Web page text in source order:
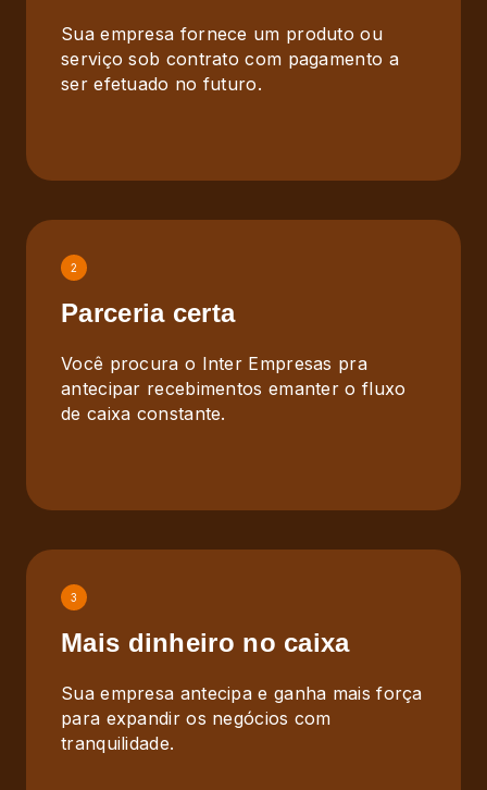
Sua empresa fornece um produto ou
serviço sob contrato com pagamento a
ser efetuado no futuro.
2
Parceria certa
Você procura o Inter Empresas pra
antecipar recebimentos emanter o fluxo
de caixa constante.
3
Mais dinheiro no caixa
Sua empresa antecipa e ganha mais força
para expandir os negócios com
tranquilidade.